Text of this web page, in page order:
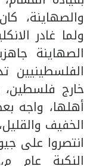
والصهاينة،
الصهاينة
الفلسطينيين
خارج
أهلها، واجه
الخفيف
انتصروا على